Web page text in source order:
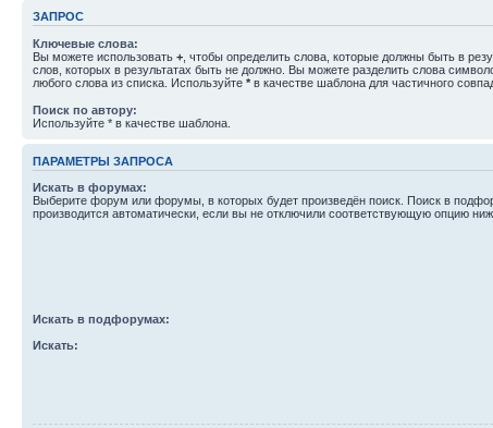
ЗАПРОС
Ключевые слова:
Вы можете использовать + , чтобы определить слова, которые должны быть в
слов, которых в результатах быть не должно. Вы можете разделить слова
любого слова из списка. Используйте * в качестве шаблона для частичного
Поиск по автору:
Используйте * в качестве шаблона.
ПАРАМЕТРЫ ЗАПРОСА
Искать в форумах:
Выберите форум или форумы, в которых будет произведён поиск. Поиск в
производится автоматически, если вы не отключили соответствующую опцию
Искать в подфорумах:
Искать: